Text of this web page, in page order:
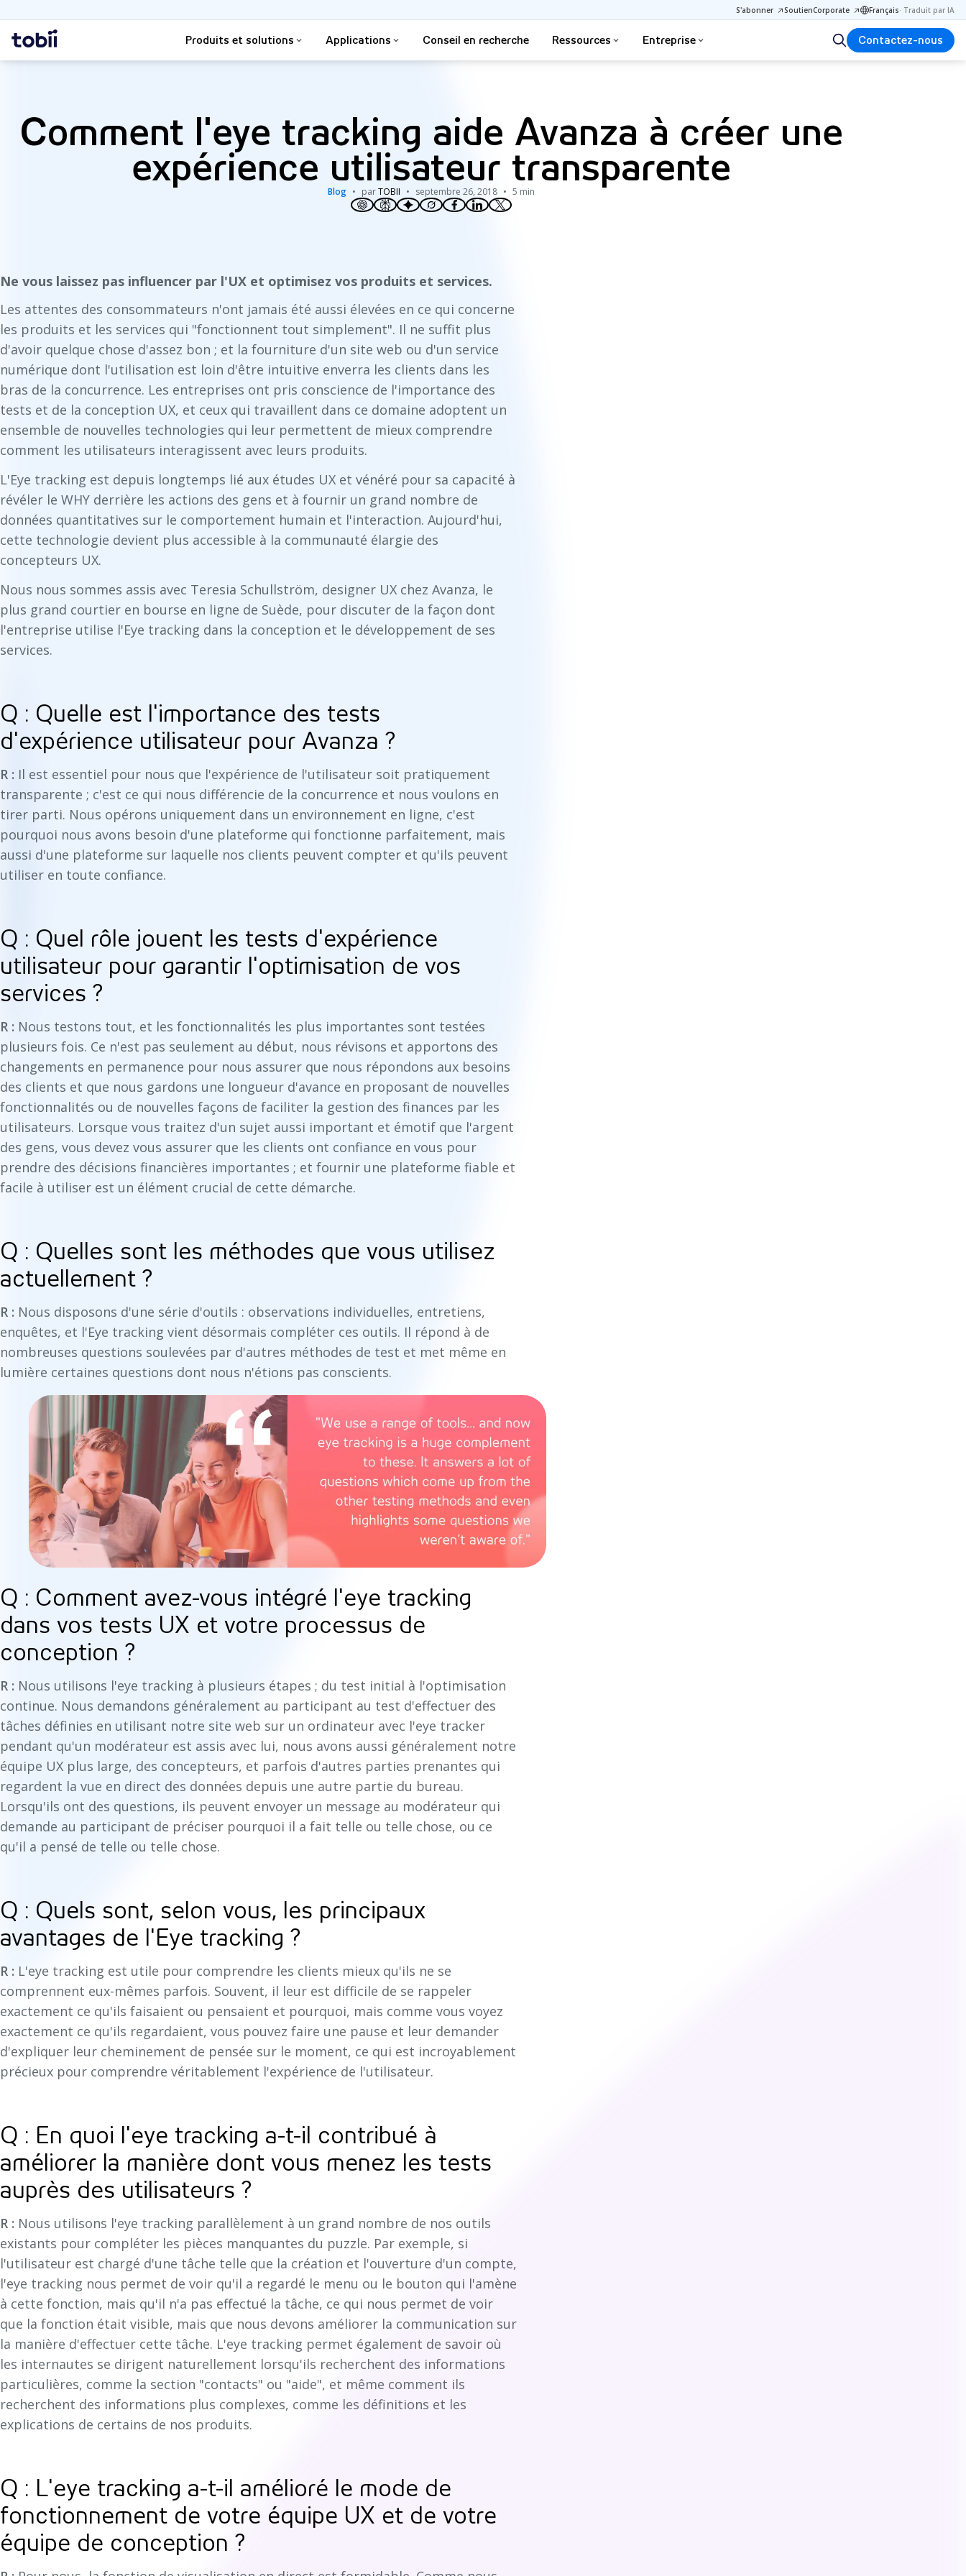
S'abonner SoutienCorporate Français· Traduit par IA
Accueil Produits et solutions Applications Conseil en recherche Ressources Entreprise
Rechercher Contactez-nous
Comment l'eye tracking aide Avanza à créer une
expérience utilisateur transparente
Blog parTOBII septembre 26, 2018 5 min
Ne vous laissez pas influencer par l'UX et optimisez vos produits et services.
Les attentes des consommateurs n'ont jamais été aussi élevées en ce qui concerne
les produits et les services qui "fonctionnent tout simplement". Il ne suffit plus
d'avoir quelque chose d'assez bon ; et la fourniture d'un site web ou d'un service
numérique dont l'utilisation est loin d'être intuitive enverra les clients dans les
bras de la concurrence. Les entreprises ont pris conscience de l'importance des
tests et de la conception UX, et ceux qui travaillent dans ce domaine adoptent un
ensemble de nouvelles technologies qui leur permettent de mieux comprendre
comment les utilisateurs interagissent avec leurs produits.
L'Eye tracking est depuis longtemps lié aux études UX et vénéré pour sa capacité à
révéler le WHY derrière les actions des gens et à fournir un grand nombre de
données quantitatives sur le comportement humain et l'interaction. Aujourd'hui,
cette technologie devient plus accessible à la communauté élargie des
concepteurs UX.
Nous nous sommes assis avec Teresia Schullström, designer UX chez Avanza, le
plus grand courtier en bourse en ligne de Suède, pour discuter de la façon dont
l'entreprise utilise l'Eye tracking dans la conception et le développement de ses
services.
Q : Quelle est l'importance des tests
d'expérience utilisateur pour Avanza ?
R : Il est essentiel pour nous que l'expérience de l'utilisateur soit pratiquement
transparente ; c'est ce qui nous différencie de la concurrence et nous voulons en
tirer parti. Nous opérons uniquement dans un environnement en ligne, c'est
pourquoi nous avons besoin d'une plateforme qui fonctionne parfaitement, mais
aussi d'une plateforme sur laquelle nos clients peuvent compter et qu'ils peuvent
utiliser en toute confiance.
Q : Quel rôle jouent les tests d'expérience
utilisateur pour garantir l'optimisation de vos
services ?
R : Nous testons tout, et les fonctionnalités les plus importantes sont testées
plusieurs fois. Ce n'est pas seulement au début, nous révisons et apportons des
changements en permanence pour nous assurer que nous répondons aux besoins
des clients et que nous gardons une longueur d'avance en proposant de nouvelles
fonctionnalités ou de nouvelles façons de faciliter la gestion des finances par les
utilisateurs. Lorsque vous traitez d'un sujet aussi important et émotif que l'argent
des gens, vous devez vous assurer que les clients ont confiance en vous pour
prendre des décisions financières importantes ; et fournir une plateforme fiable et
facile à utiliser est un élément crucial de cette démarche.
Q : Quelles sont les méthodes que vous utilisez
actuellement ?
R : Nous disposons d'une série d'outils : observations individuelles, entretiens,
enquêtes, et l'Eye tracking vient désormais compléter ces outils. Il répond à de
nombreuses questions soulevées par d'autres méthodes de test et met même en
lumière certaines questions dont nous n'étions pas conscients.
Q : Comment avez-vous intégré l'eye tracking
dans vos tests UX et votre processus de
conception ?
R : Nous utilisons l'eye tracking à plusieurs étapes ; du test initial à l'optimisation
continue. Nous demandons généralement au participant au test d'effectuer des
tâches définies en utilisant notre site web sur un ordinateur avec l'eye tracker
pendant qu'un modérateur est assis avec lui, nous avons aussi généralement notre
équipe UX plus large, des concepteurs, et parfois d'autres parties prenantes qui
regardent la vue en direct des données depuis une autre partie du bureau.
Lorsqu'ils ont des questions, ils peuvent envoyer un message au modérateur qui
demande au participant de préciser pourquoi il a fait telle ou telle chose, ou ce
qu'il a pensé de telle ou telle chose.
Q : Quels sont, selon vous, les principaux
avantages de l'Eye tracking ?
R : L'eye tracking est utile pour comprendre les clients mieux qu'ils ne se
comprennent eux-mêmes parfois. Souvent, il leur est difficile de se rappeler
exactement ce qu'ils faisaient ou pensaient et pourquoi, mais comme vous voyez
exactement ce qu'ils regardaient, vous pouvez faire une pause et leur demander
d'expliquer leur cheminement de pensée sur le moment, ce qui est incroyablement
précieux pour comprendre véritablement l'expérience de l'utilisateur.
Q : En quoi l'eye tracking a-t-il contribué à
améliorer la manière dont vous menez les tests
auprès des utilisateurs ?
R : Nous utilisons l'eye tracking parallèlement à un grand nombre de nos outils
existants pour compléter les pièces manquantes du puzzle. Par exemple, si
l'utilisateur est chargé d'une tâche telle que la création et l'ouverture d'un compte,
l'eye tracking nous permet de voir qu'il a regardé le menu ou le bouton qui l'amène
à cette fonction, mais qu'il n'a pas effectué la tâche, ce qui nous permet de voir
que la fonction était visible, mais que nous devons améliorer la communication sur
la manière d'effectuer cette tâche. L'eye tracking permet également de savoir où
les internautes se dirigent naturellement lorsqu'ils recherchent des informations
particulières, comme la section "contacts" ou "aide", et même comment ils
recherchent des informations plus complexes, comme les définitions et les
explications de certains de nos produits.
Q : L'eye tracking a-t-il amélioré le mode de
fonctionnement de votre équipe UX et de votre
équipe de conception ?